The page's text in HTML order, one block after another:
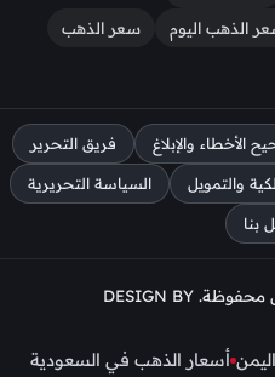
الذهب اليوم سعر الذهب
الأخطاء والإبلاغ فريق التحرير
والتمويل السياسة التحريرية
بنا
© 2026 اليمن الغد — جميع الحقوق محفوظة. DESIGN BY
أسعار الذهب في السعودية